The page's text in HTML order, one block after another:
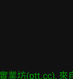
業坊(ptt.cc), 來